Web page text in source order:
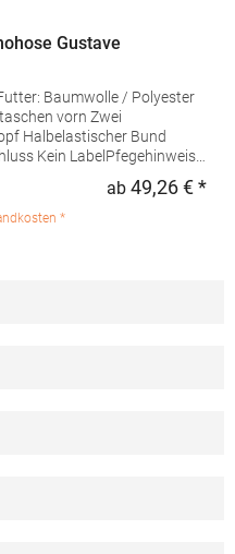
Gustave
Baumwolle / Polyester
98% Baumwolle / 2%
PolyesterAngaben zur
ab 49,26 € *
*